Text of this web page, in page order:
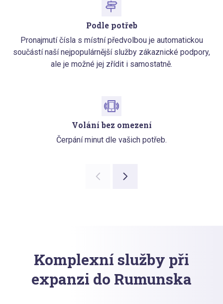
Podle potřeb
Pronajmutí čísla s místní předvolbou je automatickou
součástí naší nejpopulárnější služby zákaznické podpory,
ale je možné jej zřídit i samostatně.
Volání bez omezení
Čerpání minut dle vašich potřeb.
Komplexní služby při
expanzi do Rumunska